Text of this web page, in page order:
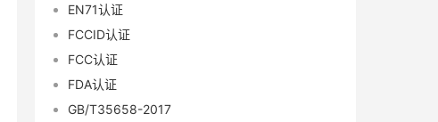
EN71认证
FCCID认证
FCC认证
FDA认证
GB/T35658-2017